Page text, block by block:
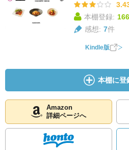
本棚登録: 166
感想: 7件
Kindle版
本棚に登
Amazon
詳細ページへ